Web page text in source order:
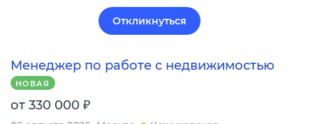
Откликнуться
Менеджер по работе с недвижимостью
НОВАЯ
от 330 000 ₽